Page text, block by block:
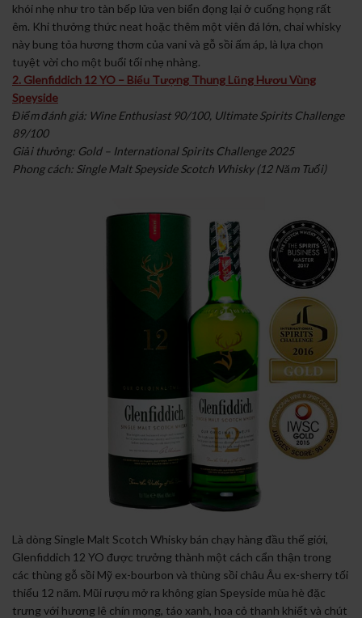
khói nhẹ như tro tàn bếp lửa ven biển đọng lại ở cuống họng rất
êm. Khi thưởng thức neat hoặc thêm một viên đá lớn, chai whisky
này bung tỏa hương thơm của vani và gỗ sồi ấm áp, là lựa chọn
tuyệt vời cho một buổi tối nhẹ nhàng.
2. Glenfiddich 12 YO – Biểu Tượng Thung Lũng Hươu Vùng
Speyside
Điểm đánh giá: Wine Enthusiast 90/100, Ultimate Spirits Challenge
89/100
Giải thưởng: Gold – International Spirits Challenge 2025
Phong cách: Single Malt Speyside Scotch Whisky (12 Năm Tuổi)
Là dòng Single Malt Scotch Whisky bán chạy hàng đầu thế giới,
Glenfiddich 12 YO được trưởng thành một cách cẩn thận trong
các thùng gỗ sồi Mỹ ex-bourbon và thùng sồi châu Âu ex-sherry tối
thiểu 12 năm. Mũi rượu mở ra không gian Speyside mùa hè đặc
trưng với hương lê chín mọng, táo xanh, hoa cỏ thanh khiết và chút